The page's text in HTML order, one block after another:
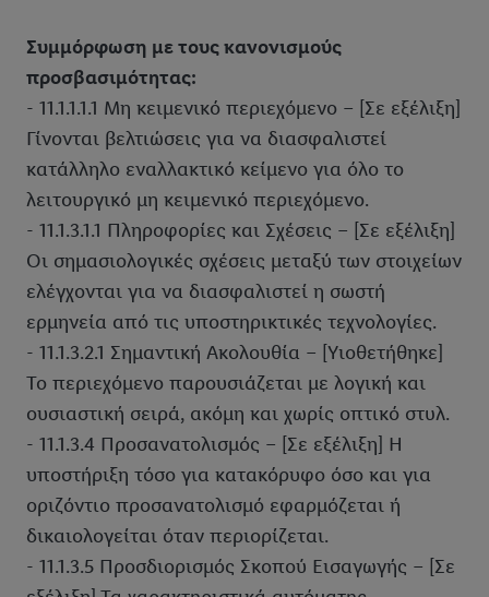
Συμμόρφωση με τους κανονισμούς
προσβασιμότητας:
- 11.1.1.1.1 Μη κειμενικό περιεχόμενο – [Σε εξέλιξη]
Γίνονται βελτιώσεις για να διασφαλιστεί
κατάλληλο εναλλακτικό κείμενο για όλο το
λειτουργικό μη κειμενικό περιεχόμενο.
- 11.1.3.1.1 Πληροφορίες και Σχέσεις – [Σε εξέλιξη]
Οι σημασιολογικές σχέσεις μεταξύ των στοιχείων
ελέγχονται για να διασφαλιστεί η σωστή
ερμηνεία από τις υποστηρικτικές τεχνολογίες.
- 11.1.3.2.1 Σημαντική Ακολουθία – [Υιοθετήθηκε]
Το περιεχόμενο παρουσιάζεται με λογική και
ουσιαστική σειρά, ακόμη και χωρίς οπτικό στυλ.
- 11.1.3.4 Προσανατολισμός – [Σε εξέλιξη] Η
υποστήριξη τόσο για κατακόρυφο όσο και για
οριζόντιο προσανατολισμό εφαρμόζεται ή
δικαιολογείται όταν περιορίζεται.
- 11.1.3.5 Προσδιορισμός Σκοπού Εισαγωγής – [Σε